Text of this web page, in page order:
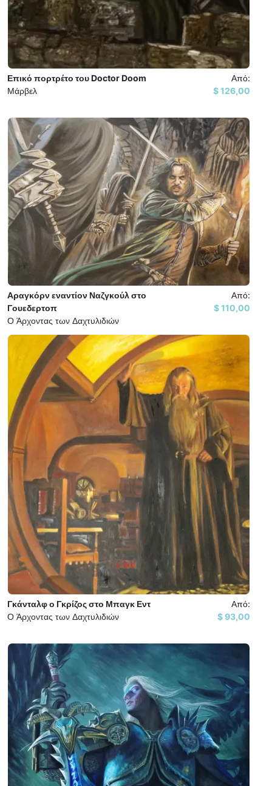
Επικό πορτρέτο του Doctor Doom
Μάρβελ
Από:
126,00 $
Αραγκόρν εναντίον Ναζγκούλ στο
Γουεδερτοπ
Ο Άρχοντας των Δαχτυλιδιών
Από:
110,00 $
Γκάνταλφ ο Γκρίζος στο Μπαγκ Εντ
Ο Άρχοντας των Δαχτυλιδιών
Από:
93,00 $